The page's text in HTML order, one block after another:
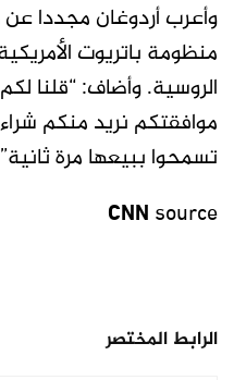
وأعرب أردوغان مجددا
موافقتكم نريد منكم
تسمحوا ببيعها مرة ثانية”
CNN source
الرابط المختصر